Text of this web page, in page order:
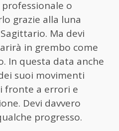
o
grazie alla luna
Ma devi
in grembo come
In questa data anche
suoi movimenti
fronte a errori e
Devi davvero
progresso.